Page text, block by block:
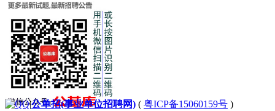
|公单招(事业单位招聘网) ( 粤ICP备15060159号 )